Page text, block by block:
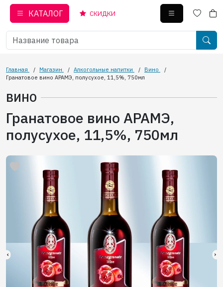
КАТАЛОГ СКИДКИ
Главная / Магазин / Алкогольные напитки / Вино
/
Гранатовое вино АРАМЭ, полусухое, 11,5%, 750мл
ВИНО
Гранатовое вино АРАМЭ,
полусухое, 11,5%, 750мл